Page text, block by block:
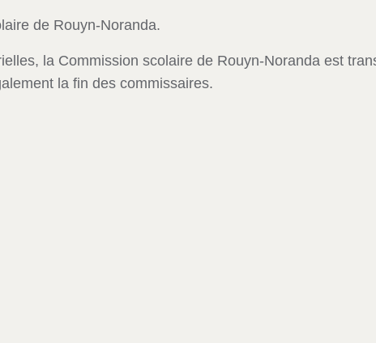
de Rouyn-Noranda.
la Commission scolaire de Rouyn-Noranda est
la fin des commissaires.